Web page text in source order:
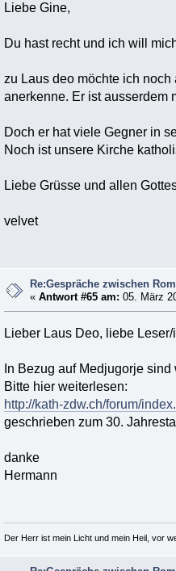
Liebe Gine,
Du hast recht und ich will
zu Laus deo möchte ich
anerkenne. Er ist ausserdem
Doch er hat viele Gegner in
Noch ist unsere Kirche
Liebe Grüsse und allen
velvet
Re:Gespräche zwischen
«Antwort #65 am: 05. März
Lieber Laus Deo, liebe Leser/
In Bezug auf Medjugorje
Bitte hier weiterlesen:
http://kath-zdw.ch/forum/
geschrieben zum 30.
danke
Hermann
Der Herr ist mein Licht und mein Heil, vor